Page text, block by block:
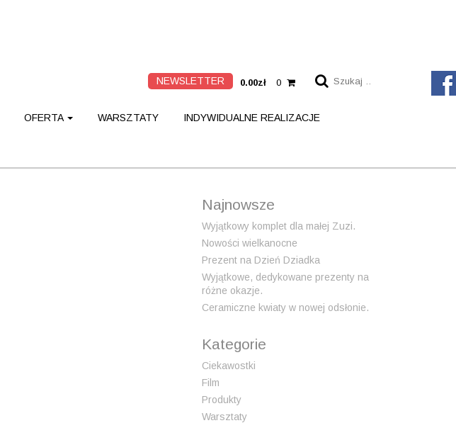
k
0.00zł 0
NEWSLETTER
OFERTA WARSZTATY INDYWIDUALNE REALIZACJE
Najnowsze
Wyjątkowy komplet dla małej Zuzi.
Nowości wielkanocne
Prezent na Dzień Dziadka
Wyjątkowe, dedykowane prezenty na
różne okazje.
Ceramiczne kwiaty w nowej odsłonie.
Kategorie
Ciekawostki
Film
Produkty
Warsztaty